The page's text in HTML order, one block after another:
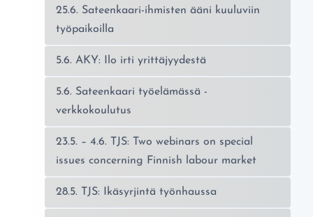
25.6. Sateenkaari-ihmisten ääni kuuluviin
työpaikoilla
5.6. AKY: Ilo irti yrittäjyydestä
5.6. Sateenkaari työelämässä -
verkkokoulutus
23.5. – 4.6. TJS: Two webinars on special
issues concerning Finnish labour market
28.5. TJS: Ikäsyrjintä työnhaussa